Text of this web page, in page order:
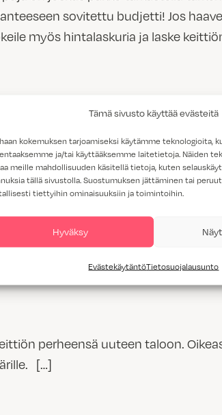
Tämä sivusto käyttää evästeitä
kokemuksen tarjoamiseksi käytämme teknologioita,
ja/tai käyttääksemme laitetietoja. Näiden
meille mahdollisuuden käsitellä tietoja, kuten
tällä sivustolla. Suostumuksen jättäminen tai
tiettyihin ominaisuuksiin ja toimintoihin.
Hyväksy
EvästekäytäntöTietosuojalausunto
sovitettu budjetti! Jos
myös hintalaskuria ja laske
Katso esimerkki!
on keittiöremontin hinta? Katso esimerkki!
Topin Maristo-teeman
keittiö hurmaa Topin Maristo-
suunnitellun kodin keittiö hurmaa Topin
perheensä uuteen taloon.
[…]